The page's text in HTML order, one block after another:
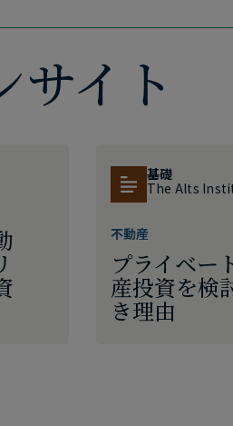
サイト
基礎
The Alts
不動産
プライベー
産投資を検
き理由